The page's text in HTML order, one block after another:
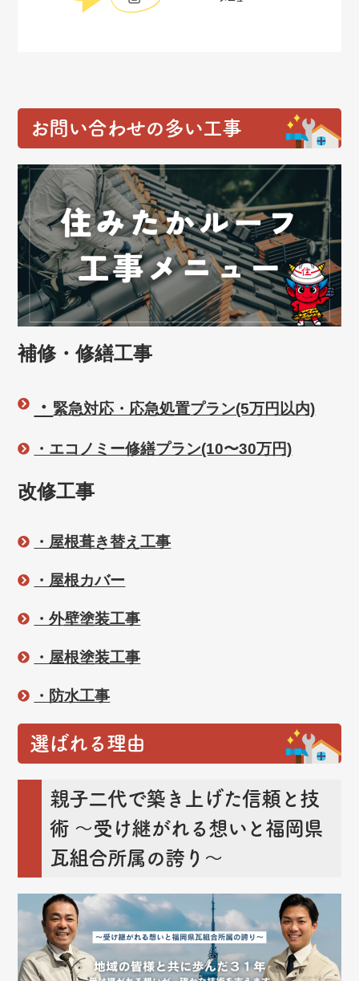
お問い合わせの多い工事
補修・修繕工事
・ 緊急対応・応急処置プラン(5万円以内)
・エコノミー修繕プラン(10〜30万円)
改修工事
・屋根葺き替え工事
・屋根カバー
・外壁塗装工事
・屋根塗装工事
・防水工事
選ばれる理由
親子二代で築き上げた信頼と技
術 ～受け継がれる想いと福岡県
瓦組合所属の誇り～